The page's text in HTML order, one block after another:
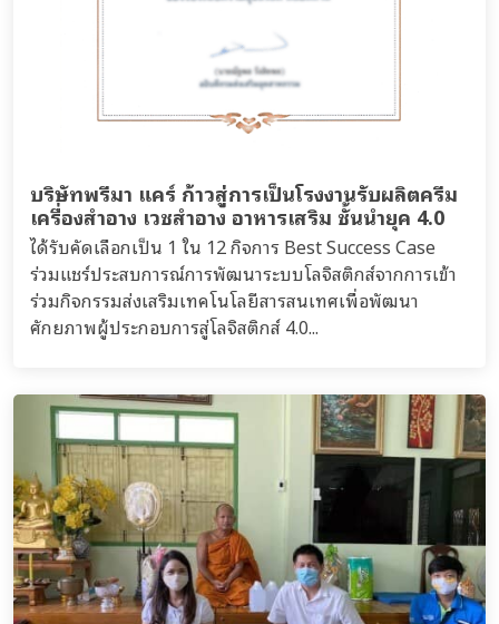
บริษัทพรีมา แคร์ ก้าวสู่การเป็นโรงงานรับผลิตครีม
เครื่องสำอาง เวชสำอาง อาหารเสริม ชั้นนำยุค 4.0
ได้รับคัดเลือกเป็น 1 ใน 12 กิจการ Best Success Case
ร่วมแชร์ประสบการณ์การพัฒนาระบบโลจิสติกส์จากการเข้า
ร่วมกิจกรรมส่งเสริมเทคโนโลยีสารสนเทศเพื่อพัฒนา
ศักยภาพผู้ประกอบการสู่โลจิสติกส์ 4.0...